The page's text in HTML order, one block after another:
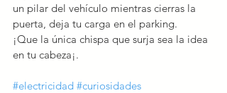
un pilar del vehículo mientras cierras la
puerta, deja tu carga en el parking.
¡Que la única chispa que surja sea la idea
en tu cabeza¡.
#electricidad #curiosidades